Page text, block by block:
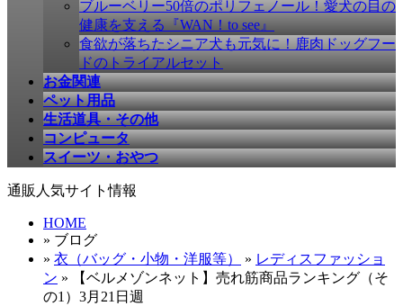
ブルーベリー50倍のポリフェノール！愛犬の目の
健康を支える『WAN！to see』
食欲が落ちたシニア犬も元気に！鹿肉ドッグフー
ドのトライアルセット
お金関連
ペット用品
生活道具・その他
コンピュータ
スイーツ・おやつ
通販人気サイト情報
HOME
» ブログ
» 衣（バッグ・小物・洋服等） » レディスファッショ
ン » 【ベルメゾンネット】売れ筋商品ランキング（そ
の1）3月21日週